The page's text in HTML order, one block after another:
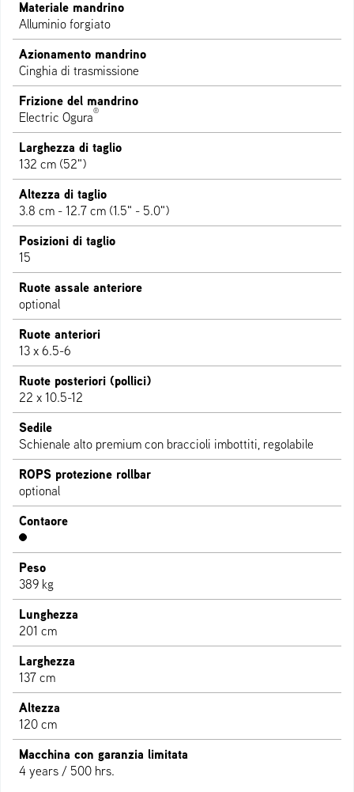
Materiale mandrino
Alluminio forgiato
Azionamento mandrino
Cinghia di trasmissione
Frizione del mandrino
Electric Ogura®
Larghezza di taglio
132 cm (52")
Altezza di taglio
3.8 cm - 12.7 cm (1.5" - 5.0")
Posizioni di taglio
15
Ruote assale anteriore
optional
Ruote anteriori
13 x 6.5-6
Ruote posteriori (pollici)
22 x 10.5-12
Sedile
Schienale alto premium con braccioli imbottiti, regolabile
ROPS protezione rollbar
optional
Contaore
Peso
389 kg
Lunghezza
201 cm
Larghezza
137 cm
Altezza
120 cm
Macchina con garanzia limitata
4 years / 500 hrs.